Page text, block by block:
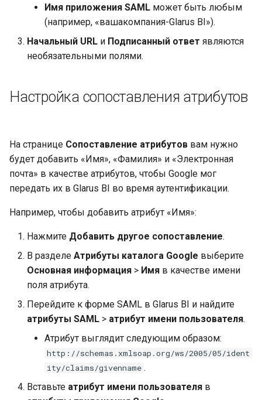
Имя приложения SAML может быть любым
(например, «вашакомпания-Glarus BI»).
Начальный URL и Подписанный ответ являются
необязательными полями.
Настройка сопоставления атрибутов
На странице Сопоставление атрибутов вам нужно
будет добавить «Имя», «Фамилия» и «Электронная
почта» в качестве атрибутов, чтобы Google мог
передать их в Glarus BI во время аутентификации.
Например, чтобы добавить атрибут «Имя»:
Нажмите Добавить другое сопоставление.
В разделе Атрибуты каталога Google выберите
Основная информация > Имя в качестве имени
поля атрибута.
Перейдите к форме SAML в Glarus BI и найдите
атрибуты SAML > атрибут имени пользователя.
Атрибут выглядит следующим образом:
http://schemas.xmlsoap.org/ws/2005/05/ident
ity/claims/givenname .
Вставьте атрибут имени пользователя в